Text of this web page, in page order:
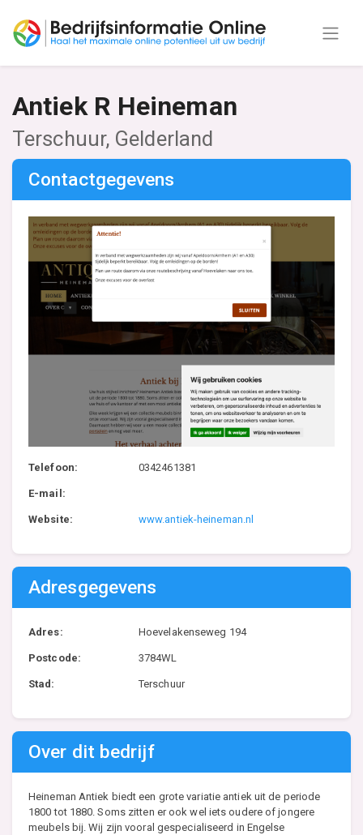
Antiek R Heineman
Terschuur, Gelderland
Contactgegevens
Telefoon: 0342461381
E-mail:
Website: www.antiek-heineman.nl
Adresgegevens
Adres: Hoevelakenseweg 194
Postcode: 3784WL
Stad: Terschuur
Over dit bedrijf
Heineman Antiek biedt een grote variatie antiek uit de periode
1800 tot 1880. Soms zitten er ook wel iets oudere of jongere
meubels bij. Wij zijn vooral gespecialiseerd in Engelse